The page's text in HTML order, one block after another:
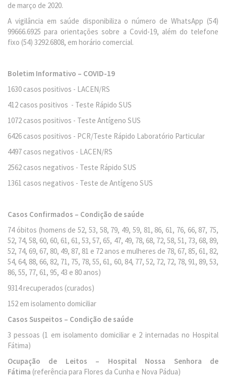
de março de 2020.
A vigilância em saúde disponibiliza o número de WhatsApp (54)
99666.6925 para orientações sobre a Covid-19, além do telefone
fixo (54) 3292.6808, em horário comercial.
Boletim Informativo – COVID-19
1630 casos positivos - LACEN/RS
412 casos positivos - Teste Rápido SUS
1072 casos positivos - Teste Antígeno SUS
6426 casos positivos - PCR/Teste Rápido Laboratório Particular
4497 casos negativos - LACEN/RS
2562 casos negativos - Teste Rápido SUS
1361 casos negativos - Teste de Antígeno SUS
Casos Confirmados – Condição de saúde
74 óbitos (homens de 52, 53, 58, 79, 49, 59, 81, 86, 61, 76, 66, 87, 75,
52, 74, 58, 60, 60, 61, 61, 53, 57, 65, 47, 49, 78, 68, 72, 58, 51, 73, 68, 89,
52, 74, 69, 67, 80, 49, 87, 81 e 72 anos e mulheres de 78, 67, 85, 61, 82,
54, 64, 88, 66, 82, 71, 75, 78, 55, 61, 60, 84, 77, 52, 72, 72, 78, 91, 89, 53,
86, 55, 77, 61, 95, 43 e 80 anos)
9314 recuperados (curados)
152 em isolamento domiciliar
Casos Suspeitos – Condição de saúde
3 pessoas (1 em isolamento domiciliar e 2 internadas no Hospital
Fátima)
Ocupação de Leitos – Hospital Nossa Senhora de
Fátima (referência para Flores da Cunha e Nova Pádua)